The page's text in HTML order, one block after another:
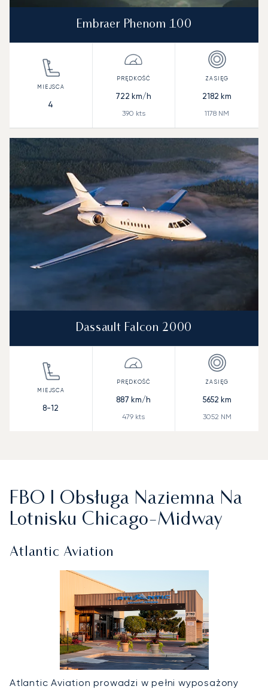
Embraer Phenom 100
4
722 km/h
390 kts
2182 km
1178 NM
Dassault Falcon 2000
8-12
887 km/h
479 kts
5652 km
3052 NM
FBO I Obsługa Naziemna Na
Lotnisku Chicago-Midway
Atlantic Aviation
Atlantic Aviation prowadzi w pełni wyposażony